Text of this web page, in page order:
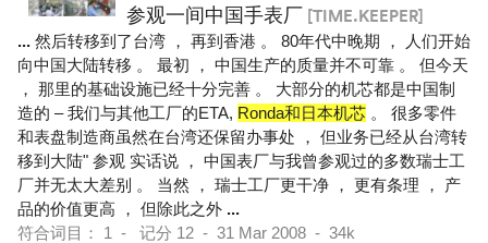
参观一间中国手表厂 [TIME.KEEPER]
... 然后转移到了台湾 ， 再到香港 。 80年代中晚期 ， 人们开始
向中国大陆转移 。 最初 ， 中国生产的质量并不可靠 。 但今天
， 那里的基础设施已经十分完善 。 大部分的机芯都是中国制
造的 – 我们与其他工厂的ETA, Ronda和日本机芯 。 很多零件
和表盘制造商虽然在台湾还保留办事处 ， 但业务已经从台湾转
移到大陆" 参观 实话说 ， 中国表厂与我曾参观过的多数瑞士工
厂并无太大差别 。 当然 ， 瑞士工厂更干净 ， 更有条理 ， 产
品的价值更高 ， 但除此之外 ...
符合词目： 1 - 记分 12 - 31 Mar 2008 - 34k